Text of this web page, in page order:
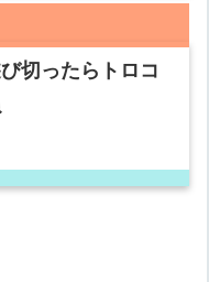
切ったらトロコ